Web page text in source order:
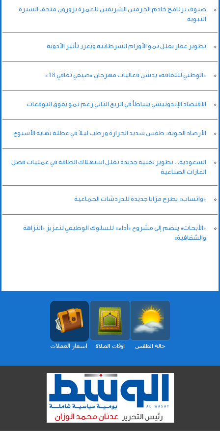
ضيوف برنامج خادم الحرمين الشريفين للعمرة يزورون متحف السيرة
النبوية
تطوير عقار يقلل نمو الأورام السرطانية ويعزز تأثير الأدوية
«الوطني للثقافة» يدشن فعاليات مهرجان «صيفي ثقافي 18»
الاقتصاد الإندونيسي يتباطأ في الربع الثاني رغم نمو يفوق التوقعات
الأرصاد الجوية: طقس شديد الحرارة ورطب ليلاً في عطلة نهاية الأسبوع
السعودية.. تطوير تقنية جديدة تقلل استهلاك الطاقة في عمليات فصل
الغازات الصناعية
«واتساب» يطرح مزايا جديدة للدردشات الجماعية
«الأبحاث» ينضم إلى مشروع «أداء» للسلوك الوظيفي لتعزيز «النزاهة
والشفافية»